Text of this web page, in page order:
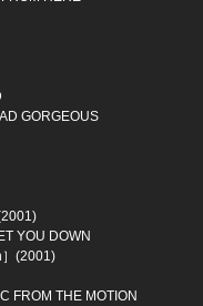
GORGEOUS
YOU DOWN
］(2001)
FROM THE MOTION